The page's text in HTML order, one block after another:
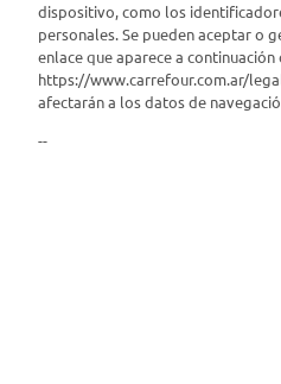
Panel Carrefour
Puntos Verdes
dispositivo, como los
personales. Se pueden aceptar o
enlace que aparece a
https://www.carrefour.com.ar/
afectarán a los datos de
--